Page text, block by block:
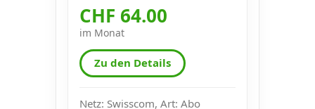
CHF 64.00
im Monat
Zu den Details
Netz: Swisscom, Art: Abo